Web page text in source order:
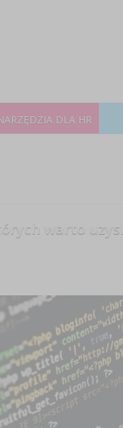
DLA HR
warto